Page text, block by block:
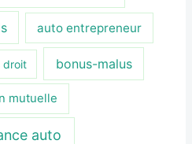
auto entrepreneur
droit bonus-malus
mutuelle
auto